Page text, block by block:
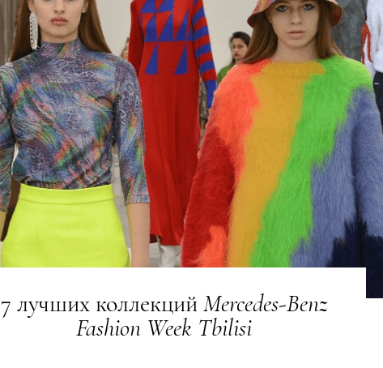
7 лучших коллекцийMercedes-Benz
Fashion Week Tbilisi